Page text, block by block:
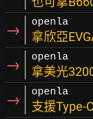
→ openla
拿欣亞
→ openla
拿美光
→ openla
支援Type-